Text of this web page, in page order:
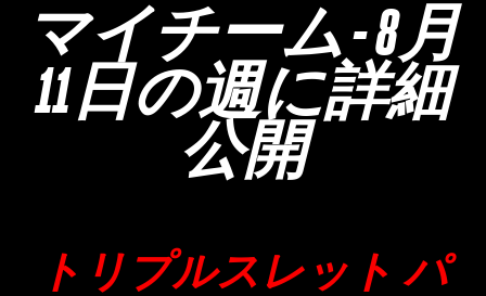
マイチーム - 8月
11日の週に詳細
公開
トリプルスレット パ